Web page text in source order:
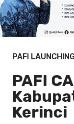
PAFI
PAFI
Kerinci